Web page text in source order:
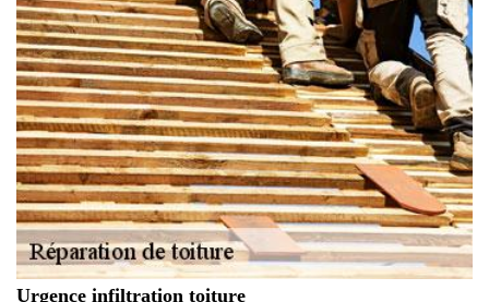
Urgence infiltration toiture